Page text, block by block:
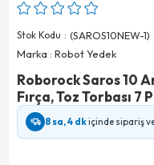
Stok Kodu
(SAROS10NEW-1)
Marka : Robot Yedek
Roborock Saros 10
Fırça, Toz Torbası 7
8 sa, 4 dkiçinde sipariş